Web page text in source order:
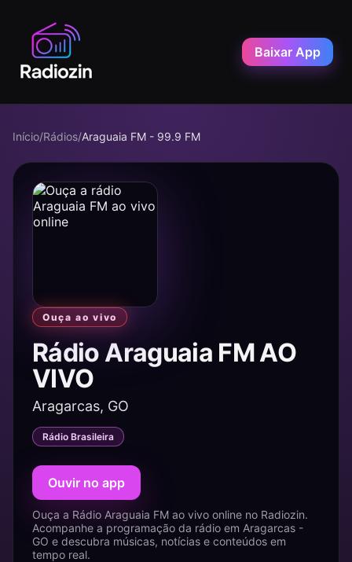
Baixar App
Início/Rádios/Araguaia FM - 99.9 FM
Ouça ao vivo
Rádio Araguaia FM AO
VIVO
Aragarcas, GO
Rádio Brasileira
Ouvir no app
Ouça a Rádio Araguaia FM ao vivo online no Radiozin.
Acompanhe a programação da rádio em Aragarcas -
GO e descubra músicas, notícias e conteúdos em
tempo real.